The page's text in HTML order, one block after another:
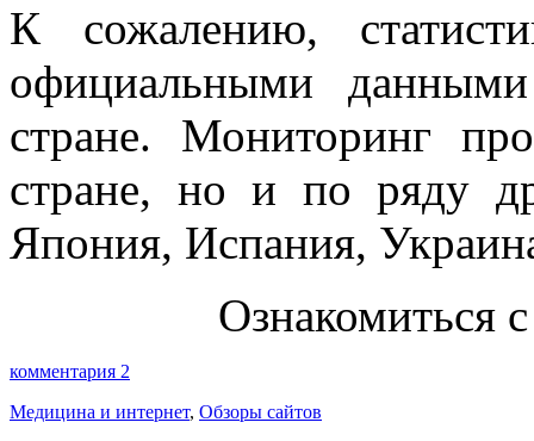
К сожалению,
официальными
стране. Мониторинг
стране, но и по ряду
Япония, Испания,
Ознакомиться
комментария 2
Медицина и интернет, Обзоры сайтов